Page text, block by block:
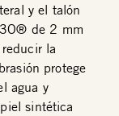
y el talón
de 2 mm
la
protege
agua y
sintética